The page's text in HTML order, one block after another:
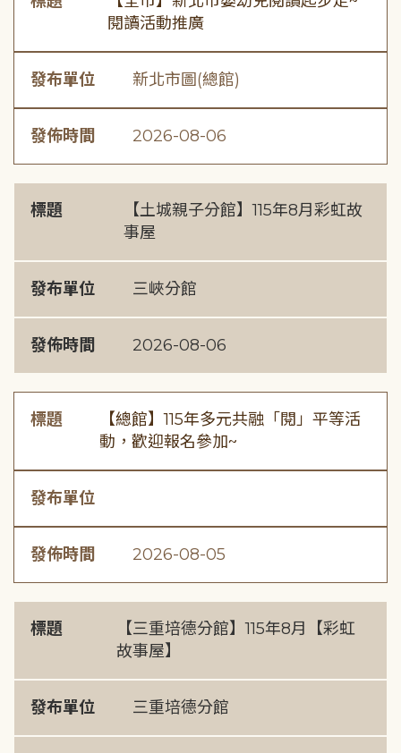
閱讀活動推廣
發布單位 新北市圖(總館)
發佈時間 2026-08-06
標題
【土城親子分館】115年8月彩虹故
事屋
發布單位 三峽分館
發佈時間 2026-08-06
標題
【總館】115年多元共融「閱」平等活
動，歡迎報名參加~
發布單位
發佈時間 2026-08-05
標題
【三重培德分館】115年8月【彩虹
故事屋】
發布單位 三重培德分館